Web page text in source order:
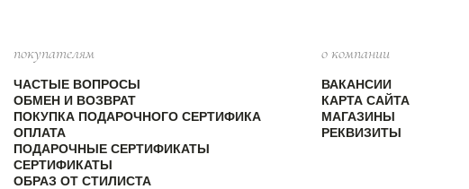
покупателям
ЧАСТЫЕ ВОПРОСЫ
ОБМЕН И ВОЗВРАТ
ПОКУПКА ПОДАРОЧНОГО СЕРТИФИКА
ОПЛАТА
ПОДАРОЧНЫЕ СЕРТИФИКАТЫ
СЕРТИФИКАТЫ
ОБРАЗ ОТ СТИЛИСТА
о компании
ВАКАНСИИ
КАРТА САЙТА
МАГАЗИНЫ
РЕКВИЗИТЫ